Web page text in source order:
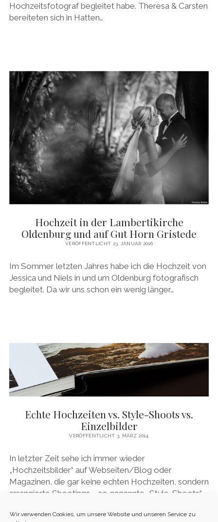
Wir verwenden Cookies, um unsere Website und unseren Service zu
Hochzeitsfotograf begleitet habe. Theresa & Carsten
bereiteten sich in Hatten…
Hochzeit in der Lambertikirche
Oldenburg und auf Gut Horn Gristede
VERÖFFENTLICHT 23. JANUAR 2016
Im Sommer letzten Jahres habe ich die Hochzeit von
Jessica und Niels in und um Oldenburg fotografisch
begleitet. Da wir uns schon ein wenig länger…
Echte Hochzeiten vs. Style-Shoots vs.
Einzelbilder
VERÖFFENTLICHT 3. MÄRZ 2014
In letzter Zeit sehe ich immer wieder
„Hochzeitsbilder“ auf Webseiten/Blog oder
Magazinen, die gar keine echten Hochzeiten, sondern
arrangierte Shootings – so genannte „Style-Shoots“ –